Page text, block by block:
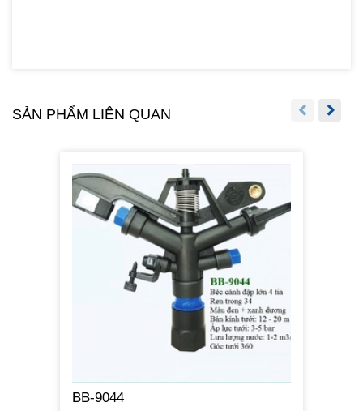
SẢN PHẨM LIÊN QUAN
BB-9044